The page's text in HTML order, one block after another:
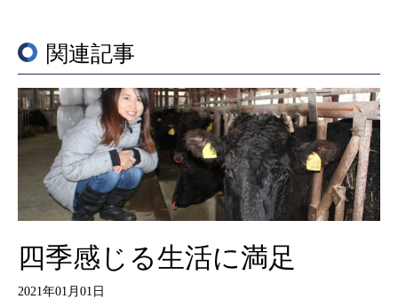
関連記事
四季感じる生活に満足
2021年01月01日